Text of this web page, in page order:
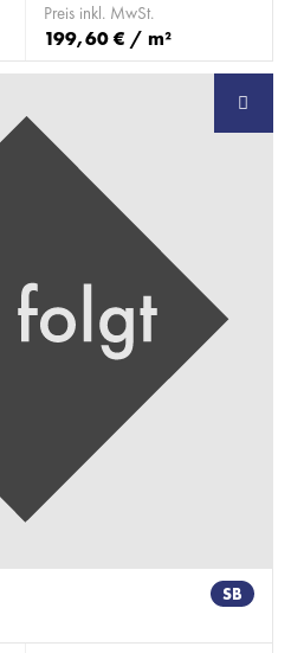
Preis inkl. MwSt.
199,60 € / m²
SB